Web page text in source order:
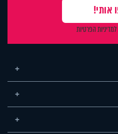
למדיניות הפרטיות